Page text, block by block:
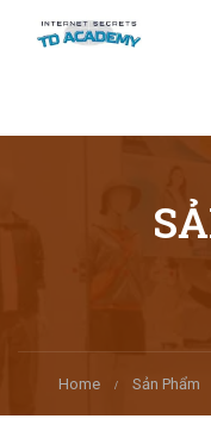
Home Sản Phẩm